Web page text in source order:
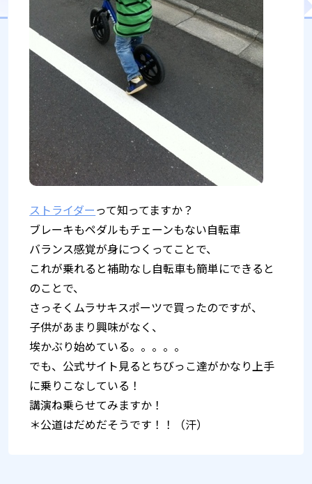
ストライダーって知ってますか？
ブレーキもペダルもチェーンもない自転車
バランス感覚が身につくってことで、
これが乗れると補助なし自転車も簡単にできると
のことで、
さっそくムラサキスポーツで買ったのですが、
子供があまり興味がなく、
埃かぶり始めている。。。。。
でも、公式サイト見るとちびっこ達がかなり上手
に乗りこなしている！
講演ね乗らせてみますか！
＊公道はだめだそうです！！（汗）